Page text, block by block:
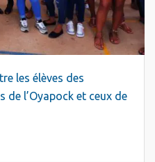
les élèves des
de l’Oyapock et ceux de